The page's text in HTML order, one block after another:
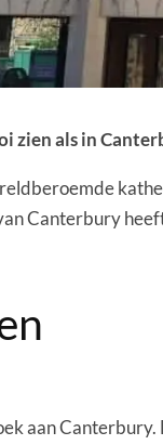
zien als in
Canterbury
aan